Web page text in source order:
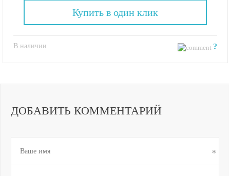
В наличии ?
Купить в один клик
ДОБАВИТЬ КОММЕНТАРИЙ